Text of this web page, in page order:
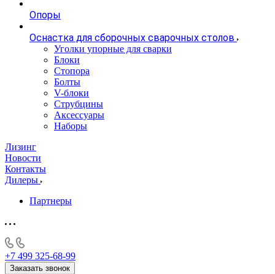
Опоры
Оснастка для сборочных сварочных столов
Уголки упорные для сварки
Блоки
Стопора
Болты
V-блоки
Струбцины
Аксессуары
Наборы
Лизинг
Новости
Контакты
Дилеры
Партнеры
+7 499 325-68-99
Заказать звонок